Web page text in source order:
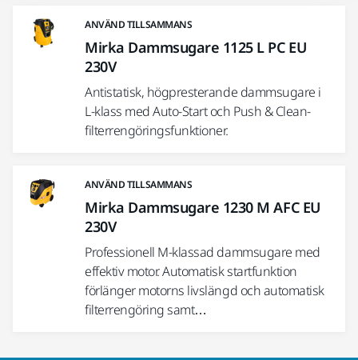
ANVÄND TILLSAMMANS
Mirka Dammsugare 1125 L PC EU
230V
Antistatisk, högpresterande dammsugare i
L-klass med Auto-Start och Push & Clean-
filterrengöringsfunktioner.
ANVÄND TILLSAMMANS
Mirka Dammsugare 1230 M AFC EU
230V
Professionell M-klassad dammsugare med
effektiv motor. Automatisk startfunktion
förlänger motorns livslängd och automatisk
filterrengöring samt…